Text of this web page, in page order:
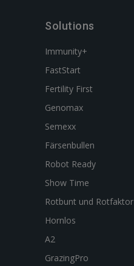
Solutions
Immunity+
FastStart
Fertility First
Genomax
Semexx
Färsenbullen
Robot Ready
Show Time
Rotbunt und Rotfaktor
Hornlos
A2
GrazingPro